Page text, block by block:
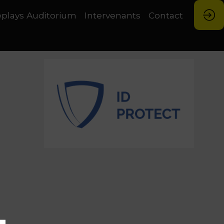
Auditorium Intervenants Contact